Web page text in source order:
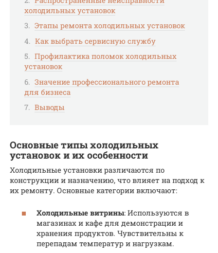
холодильных установок
Этапы ремонта холодильных установок
Как выбрать сервисную службу
Профилактика поломок холодильных
установок
Значение профессионального ремонта
для бизнеса
Выводы
Основные типы холодильных
установок и их особенности
Холодильные установки различаются по
конструкции и назначению, что влияет на подход к
их ремонту. Основные категории включают:
Холодильные витрины: Используются в
магазинах и кафе для демонстрации и
хранения продуктов. Чувствительны к
перепадам температур и нагрузкам.